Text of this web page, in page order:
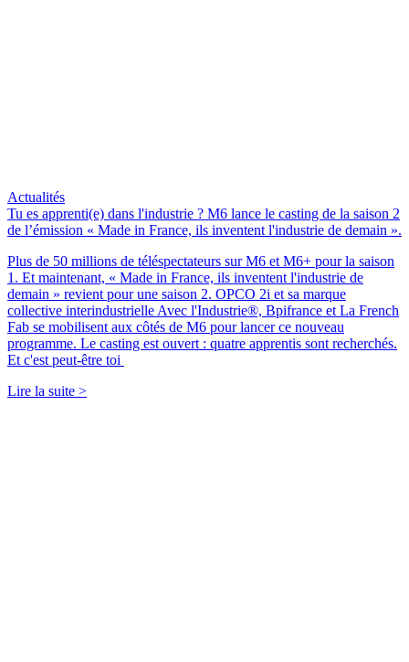
Actualités
Tu es apprenti(e) dans l'industrie ? M6 lance le casting de la saison 2
de l’émission « Made in France, ils inventent l'industrie de demain ».
Plus de 50 millions de téléspectateurs sur M6 et M6+ pour la saison
1. Et maintenant, « Made in France, ils inventent l'industrie de
demain » revient pour une saison 2. OPCO 2i et sa marque
collective interindustrielle Avec l'Industrie®, Bpifrance et La French
Fab se mobilisent aux côtés de M6 pour lancer ce nouveau
programme. Le casting est ouvert : quatre apprentis sont recherchés.
Et c'est peut-être toi
Lire la suite >